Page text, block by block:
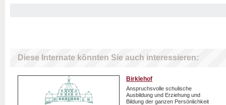
Diese Internate könnten Sie auch interessieren:
Birklehof
Anspruchsvolle schulische
Ausbildung und Erziehung und
Bildung der ganzen Persönlichkeit